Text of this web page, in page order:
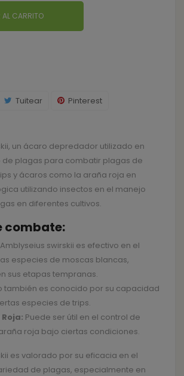
AL CARRITO
Tuitear Pinterest
un ácaro depredador utilizado en
plagas para combatir plagas de
y ácaros como la araña roja en
utilizando insectos en el manejo
en diferentes cultivos.
combate:
Amblyseius swirskii es efectivo en el
especies de moscas blancas,
sus etapas tempranas.
también es conocido por su capacidad
especies de trips.
Puede ser útil en el control de
roja bajo ciertas condiciones.
es valorado por su eficacia en el
de plagas, especialmente en